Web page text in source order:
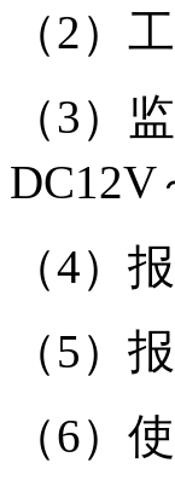
（2）
（3）
DC12V
（4）
（5）
（6）